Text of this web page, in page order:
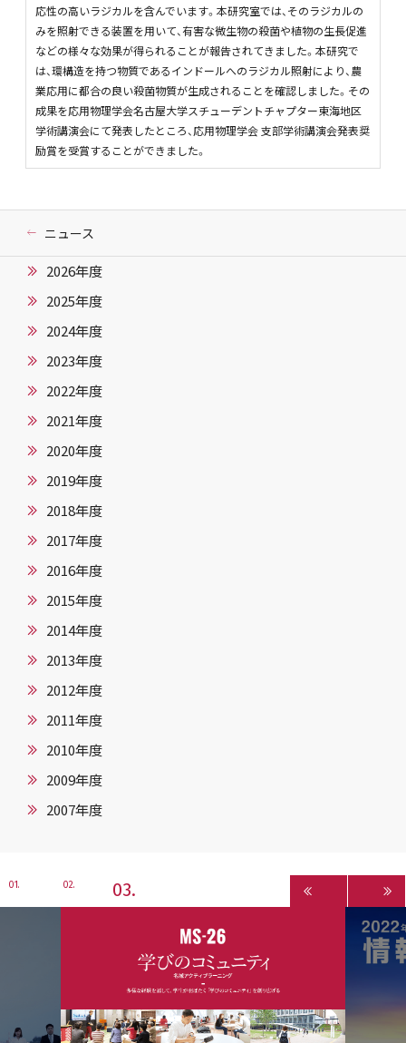
応性の高いラジカルを含んでいます。本研究室では、そのラジカルの
みを照射できる装置を用いて、有害な微生物の殺菌や植物の生長促進
などの様々な効果が得られることが報告されてきました。本研究で
は、環構造を持つ物質であるインドールへのラジカル照射により、農
業応用に都合の良い殺菌物質が生成されることを確認しました。その
成果を応用物理学会名古屋大学スチューデントチャプター東海地区
学術講演会にて発表したところ、応用物理学会 支部学術講演会発表奨
励賞を受賞することができました。
ニュース
2026年度
2025年度
2024年度
2023年度
2022年度
2021年度
2020年度
2019年度
2018年度
2017年度
2016年度
2015年度
2014年度
2013年度
2012年度
2011年度
2010年度
2009年度
2007年度
1 2 3